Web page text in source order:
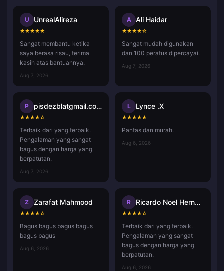
U UnrealAlireza
★★★★★
Sangat membantu ketika
saya berasa risau, terima
kasih atas bantuannya.
Aug 7, 2026
A Ali Haidar
★★★★☆
Sangat mudah digunakan
dan 100 peratus dipercayai.
Aug 7, 2026
P pisdezblatgmail.com
★★★★☆
Terbaik dari yang terbaik.
Pengalaman yang sangat
bagus dengan harga yang
berpatutan.
Aug 7, 2026
L Lynce .X
★★★★★
Pantas dan murah.
Aug 6, 2026
Z Zarafat Mahmood
★★★★☆
Bagus bagus bagus bagus
bagus bagus
Aug 6, 2026
R Ricardo Noel Hernandez Rafael
★★★★☆
Terbaik dari yang terbaik.
Pengalaman yang sangat
bagus dengan harga yang
berpatutan.
Aug 6, 2026